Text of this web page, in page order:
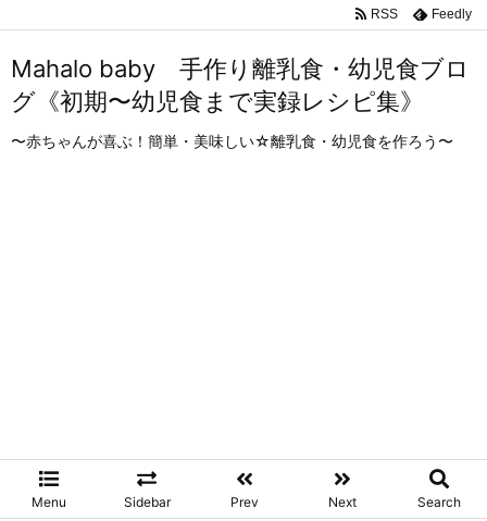
Mahalo baby 手作り離乳食・幼児食ブロ
グ《初期〜幼児食まで実録レシピ集》
〜赤ちゃんが喜ぶ！簡単・美味しい☆離乳食・幼児食を作ろう〜
Menu Sidebar Prev Next Search
RSS Feedly